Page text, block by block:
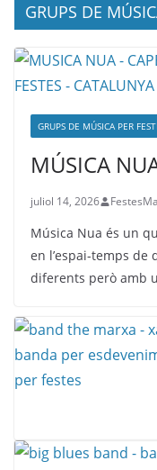
GRUPS DE
GRUPS DE MÚSICA PER
MÚSICA
juliol 14, 2026
Música Nua és un
en l’espai-temps
diferents però amb